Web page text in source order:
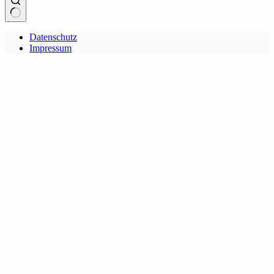
ErgebnisseDatenschutz
Impressum